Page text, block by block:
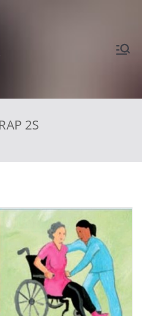
S
Formati
ons
Formons ensemble
2S